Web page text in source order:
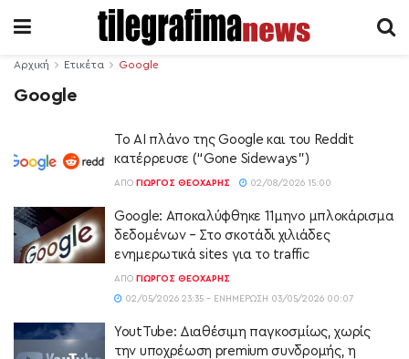
Αρχική Ετικέτα Google
Google
Το AI πλάνο της Google και του Reddit
κατέρρευσε (“Gone Sideways”)
ΑΠΌ ΓΙΏΡΓΟΣ ΘΕΟΧΆΡΗΣ 02/08/2026 15:00
Google: Αποκαλύφθηκε 11μηνο μπλοκάρισμα
δεδομένων – Στο σκοτάδι χιλιάδες
ενημερωτικά sites για το traffic
ΑΠΌ ΓΙΏΡΓΟΣ ΘΕΟΧΆΡΗΣ
02/05/2026 23:35 - ΕΝΗΜΈΡΩΣΗ 03/05/2026 00:07
YoutTube: Διαθέσιμη παγκοσμίως, χωρίς
την υποχρέωση premium συνδρομής, η